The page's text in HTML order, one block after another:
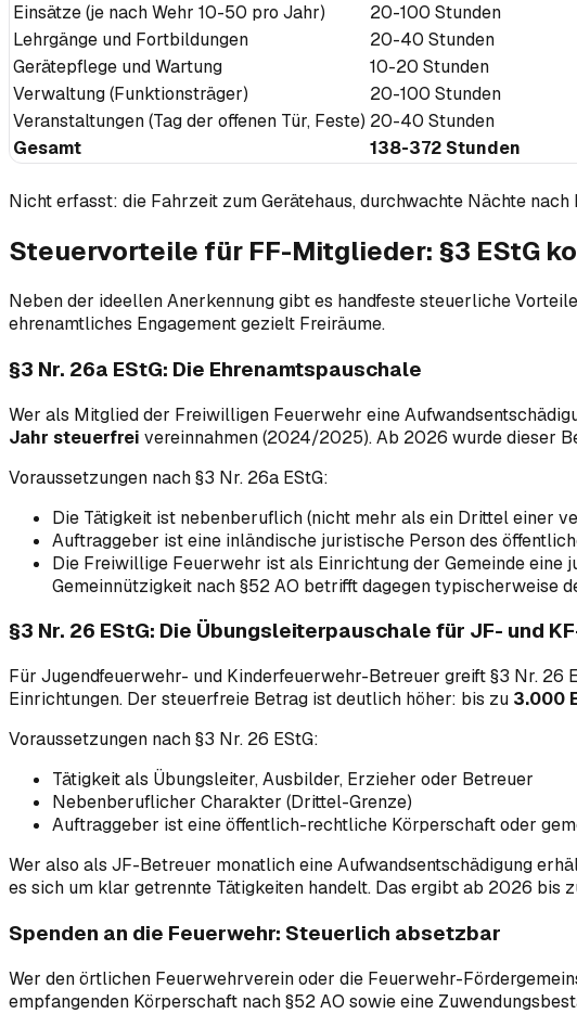
Einsätze (je nach Wehr 10-50 pro Jahr)
20-100 Stunden
Lehrgänge und Fortbildungen
20-40 Stunden
Gerätepflege und Wartung
10-20 Stunden
Verwaltung (Funktionsträger)
20-100 Stunden
Veranstaltungen (Tag der offenen Tür, Feste) 20-40 Stunden
Gesamt
138-372 Stunden
Nicht erfasst: die Fahrzeit zum Gerätehaus, durchwachte Nächte
Steuervorteile für FF-Mitglieder: §3 EStG
Neben der ideellen Anerkennung gibt es handfeste steuerliche
ehrenamtliches Engagement gezielt Freiräume.
§3 Nr. 26a EStG: Die Ehrenamtspauschale
Wer als Mitglied der Freiwilligen Feuerwehr eine
Jahr steuerfrei vereinnahmen (2024/2025). Ab 2026 wurde dieser
Voraussetzungen nach §3 Nr. 26a EStG:
Die Tätigkeit ist nebenberuflich (nicht mehr als ein Drittel einer
Auftraggeber ist eine inländische juristische Person des
Die Freiwillige Feuerwehr ist als Einrichtung der Gemeinde
Gemeinnützigkeit nach §52 AO betrifft dagegen typischerweise
§3 Nr. 26 EStG: Die Übungsleiterpauschale für JF- und
Für Jugendfeuerwehr- und Kinderfeuerwehr-Betreuer greift §3 Nr. 26
Einrichtungen. Der steuerfreie Betrag ist deutlich höher: bis zu 3.000
Voraussetzungen nach §3 Nr. 26 EStG:
Tätigkeit als Übungsleiter, Ausbilder, Erzieher oder Betreuer
Nebenberuflicher Charakter (Drittel-Grenze)
Auftraggeber ist eine öffentlich-rechtliche Körperschaft oder
Wer also als JF-Betreuer monatlich eine Aufwandsentschädigung
es sich um klar getrennte Tätigkeiten handelt. Das ergibt ab 2026 bis
Spenden an die Feuerwehr: Steuerlich absetzbar
Wer den örtlichen Feuerwehrverein oder die Feuerwehr-
empfangenden Körperschaft nach §52 AO sowie eine